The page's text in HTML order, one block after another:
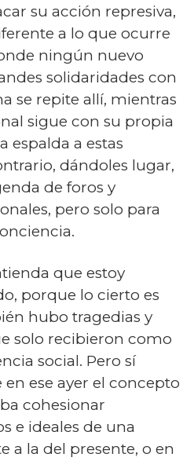
su acción represiva,
a lo que ocurre
ningún nuevo
solidaridades con
se repite allí, mientras
sigue con su propia
espalda a estas
dándoles lugar,
de foros y
pero solo para
que estoy
porque lo cierto es
hubo tragedias y
solo recibieron como
social. Pero sí
ese ayer el concepto
cohesionar
e ideales de una
a la del presente, o en